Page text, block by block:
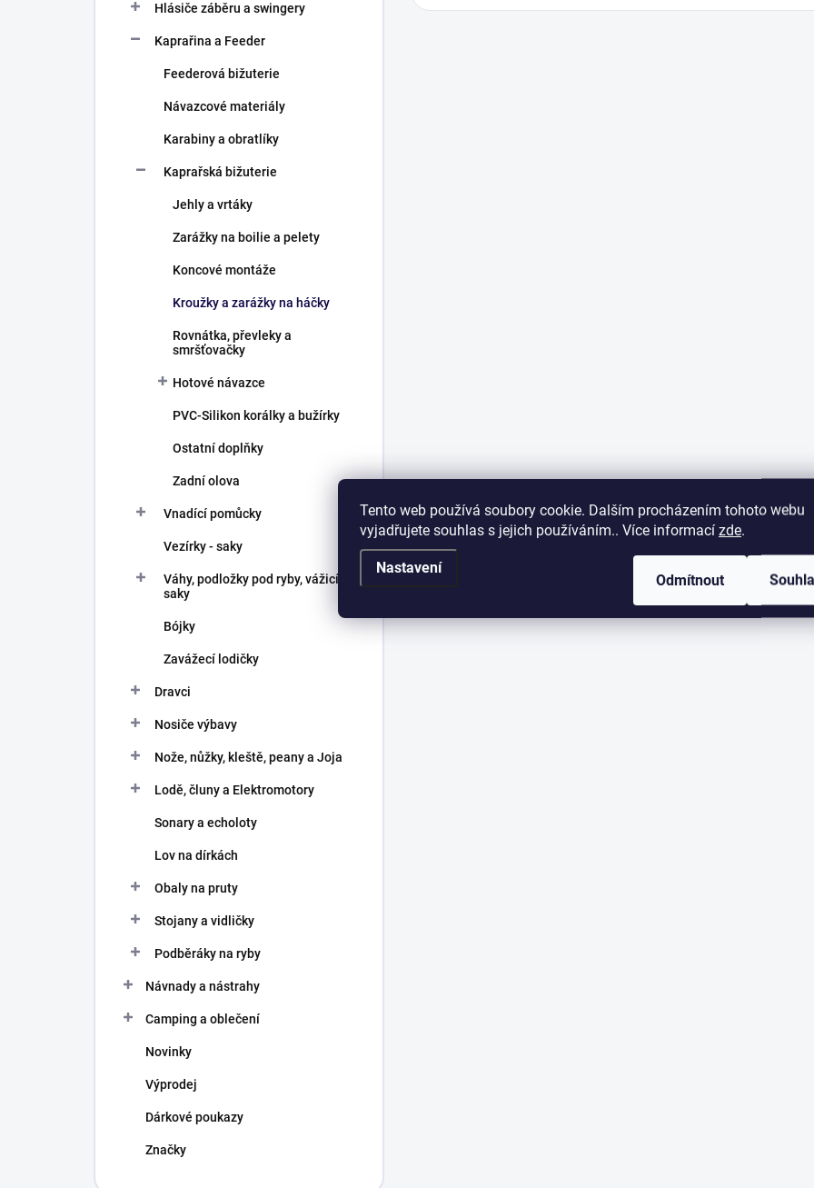
Tento web používá soubory cookie. Dalším procházením tohoto webu
vyjadřujete souhlas s jejich používáním.. Více informací zde.
Nastavení
Odmítnout
Hlásiče záběru a swingery
Kaprařina a Feeder
Feederová bižuterie
Návazcové materiály
Karabiny a obratlíky
Kaprařská bižuterie
Jehly a vrtáky
Zarážky na boilie a pelety
Koncové montáže
Kroužky a zarážky na háčky
Rovnátka, převleky a
smršťovačky
Hotové návazce
PVC-Silikon korálky a bužírky
Ostatní doplňky
Zadní olova
Vnadící pomůcky
Vezírky - saky
Váhy, podložky pod ryby, vážicí
saky
Bójky
Zavážecí lodičky
Dravci
Nosiče výbavy
Nože, nůžky, kleště, peany a Joja
Lodě, čluny a Elektromotory
Sonary a echoloty
Lov na dírkách
Obaly na pruty
Stojany a vidličky
Podběráky na ryby
Návnady a nástrahy
Camping a oblečení
Novinky
Výprodej
Dárkové poukazy
Značky